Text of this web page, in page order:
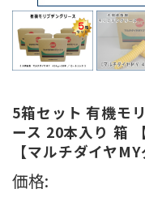
5箱セット 有機モ
ース 20本入り 箱
【マルチダイヤ
価格: